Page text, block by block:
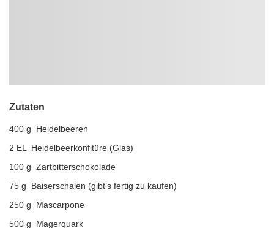
Zutaten
400 g Heidelbeeren
2 EL Heidelbeerkonfitüre (Glas)
100 g Zartbitterschokolade
75 g Baiserschalen (gibt’s fertig zu kaufen)
250 g Mascarpone
500 g Magerquark